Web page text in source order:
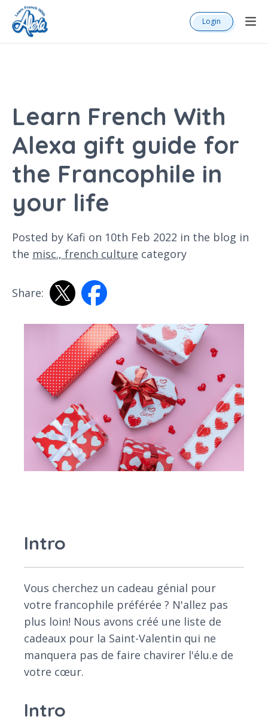
Login
Learn French With
Alexa gift guide for
the Francophile in
your life
Posted by Kafi on 10th Feb 2022 in the blog in
the misc., french culture category
Share:
Intro
Vous cherchez un cadeau génial pour
votre francophile préférée ? N'allez pas
plus loin! Nous avons créé une liste de
cadeaux pour la Saint-Valentin qui ne
manquera pas de faire chavirer l'élu.e de
votre cœur.
Intro